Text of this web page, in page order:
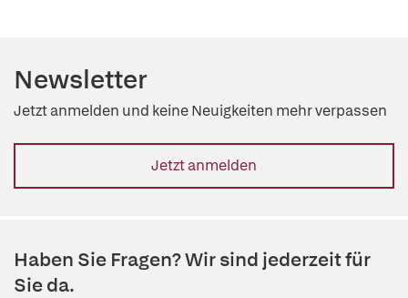
Newsletter
Jetzt anmelden und keine Neuigkeiten mehr verpassen
Jetzt anmelden
Haben Sie Fragen? Wir sind jederzeit für
Sie da.